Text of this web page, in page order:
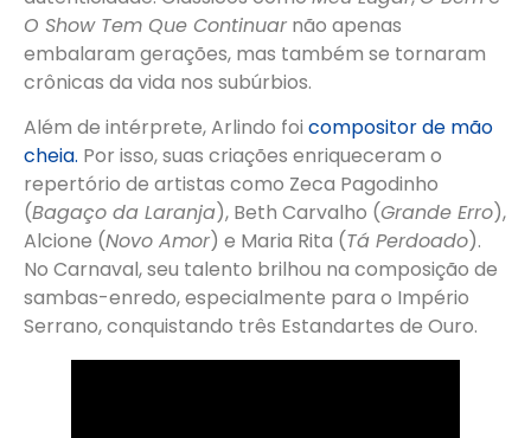
O Show Tem Que Continuar não apenas
embalaram gerações, mas também se tornaram
crônicas da vida nos subúrbios.
Além de intérprete, Arlindo foi compositor de mão
cheia. Por isso, suas criações enriqueceram o
repertório de artistas como Zeca Pagodinho
(Bagaço da Laranja), Beth Carvalho (Grande Erro),
Alcione (Novo Amor) e Maria Rita (Tá Perdoado).
No Carnaval, seu talento brilhou na composição de
sambas-enredo, especialmente para o Império
Serrano, conquistando três Estandartes de Ouro.